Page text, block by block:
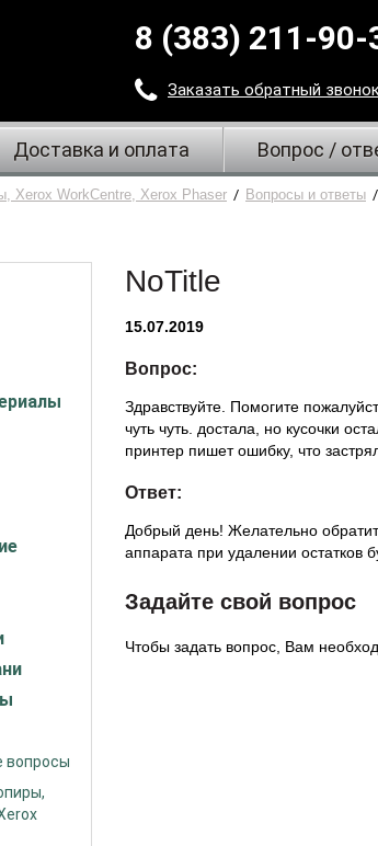
8 (383) 211-90-
Заказать обратный
Доставка и оплата Вопрос /
Xerox WorkCentre, Xerox Phaser / Вопросы и ответы /
вопросы
NoTitle
15.07.2019
Вопрос:
Здравствуйте. Помогите
чуть чуть. достала, но кусочки
принтер пишет ошибку, что
Ответ:
Добрый день! Желательно
аппарата при удалении остатков
Задайте свой вопрос
Чтобы задать вопрос, Вам